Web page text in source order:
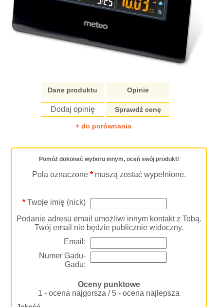
Dane produktu Opinie
Dodaj opinię Sprawdź cenę
+ do porównania
Pomóż dokonać wyboru innym, oceń swój produkt!
Pola oznaczone * muszą zostać wypełnione.
*Twoje imię (nick)
Podanie adresu email umożliwi innym kontakt z Tobą.
Twój email nie będzie publicznie widoczny.
Email:
Numer Gadu-
Gadu:
Oceny punktowe
1 - ocena najgorsza / 5 - ocena najlepsza